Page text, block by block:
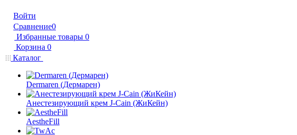
Войти
Сравнение0
Избранные товары 0
Корзина 0
Каталог
Dermaren (Дермарен)
Анестезирующий крем J-Cain (ЖиКейн)
AestheFill